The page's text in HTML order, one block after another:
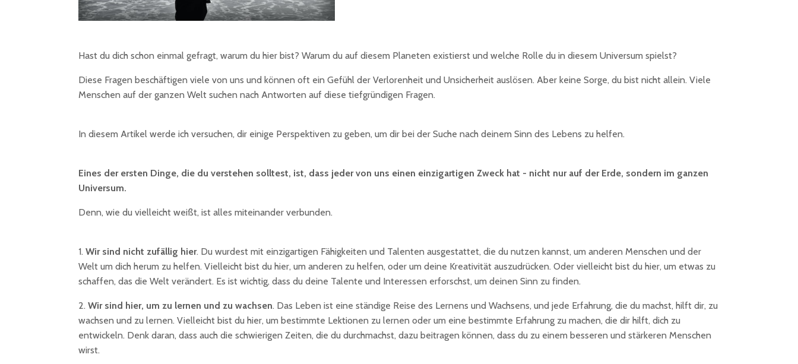
Hast du dich schon einmal gefragt, warum du hier bist? Warum du auf diesem Planeten existierst und welche Rolle du in diesem Universum spielst?
Diese Fragen beschäftigen viele von uns und können oft ein Gefühl der Verlorenheit und Unsicherheit auslösen. Aber keine Sorge, du bist nicht allein. Viele
Menschen auf der ganzen Welt suchen nach Antworten auf diese tiefgründigen Fragen.
In diesem Artikel werde ich versuchen, dir einige Perspektiven zu geben, um dir bei der Suche nach deinem Sinn des Lebens zu helfen.
Eines der ersten Dinge, die du verstehen solltest, ist, dass jeder von uns einen einzigartigen Zweck hat - nicht nur auf der Erde, sondern im ganzen
Universum.
Denn, wie du vielleicht weißt, ist alles miteinander verbunden.
1. Wir sind nicht zufällig hier. Du wurdest mit einzigartigen Fähigkeiten und Talenten ausgestattet, die du nutzen kannst, um anderen Menschen und der
Welt um dich herum zu helfen. Vielleicht bist du hier, um anderen zu helfen, oder um deine Kreativität auszudrücken. Oder vielleicht bist du hier, um etwas zu
schaffen, das die Welt verändert. Es ist wichtig, dass du deine Talente und Interessen erforschst, um deinen Sinn zu finden.
2. Wir sind hier, um zu lernen und zu wachsen. Das Leben ist eine ständige Reise des Lernens und Wachsens, und jede Erfahrung, die du machst, hilft dir, zu
wachsen und zu lernen. Vielleicht bist du hier, um bestimmte Lektionen zu lernen oder um eine bestimmte Erfahrung zu machen, die dir hilft, dich zu
entwickeln. Denk daran, dass auch die schwierigen Zeiten, die du durchmachst, dazu beitragen können, dass du zu einem besseren und stärkeren Menschen
wirst.